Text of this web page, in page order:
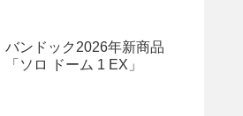
バンドック2026年新商品
「ソロ ドーム 1 EX」